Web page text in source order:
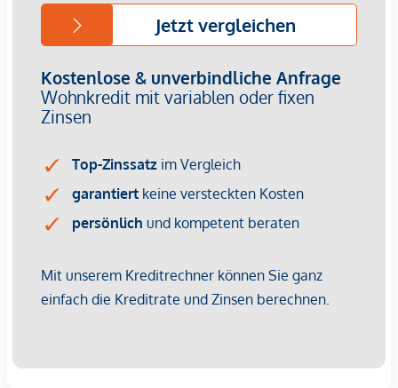
Wir weisen darauf hin, dass zwischen dem Vermittler und
dem zu vermittelnden Dritten ein familiäres oder
wirtschaftliches Naheverhältnis besteht.
Der Vermittler ist als Doppelmakler tätig.
Infrastruktur / Entfernungen
Gesundheit
Arzt <500m
Klinik <500m
Krankenhaus <1.250m